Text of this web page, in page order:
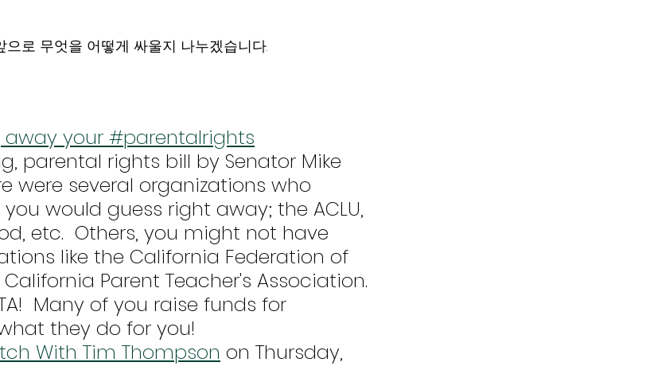
로 무엇을 어떻게 싸울지 나누겠습니다.
away your #parentalrights
parental rights bill by Senator Mike
were several organizations who
would guess right away; the ACLU,
etc.  Others, you might not have
like the California Federation of
Parent Teacher's Association.
Many of you raise funds for
they do for you!
With Tim Thompson on Thursday,